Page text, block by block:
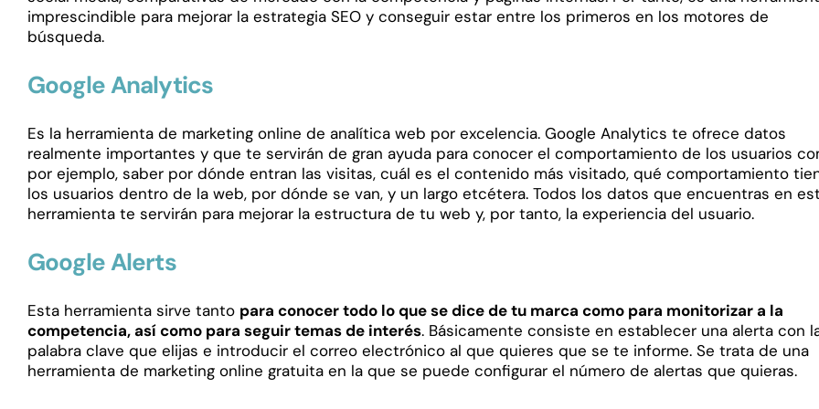
imprescindible para mejorar la estrategia SEO y conseguir estar entre los primeros en los motores de
búsqueda.
Google Analytics
Es la herramienta de marketing online de analítica web por excelencia. Google Analytics te ofrece datos
realmente importantes y que te servirán de gran ayuda para conocer el comportamiento de los usuarios
por ejemplo, saber por dónde entran las visitas, cuál es el contenido más visitado, qué comportamiento
los usuarios dentro de la web, por dónde se van, y un largo etcétera. Todos los datos que encuentras en
herramienta te servirán para mejorar la estructura de tu web y, por tanto, la experiencia del usuario.
Google Alerts
Esta herramienta sirve tanto para conocer todo lo que se dice de tu marca como para monitorizar a la
competencia, así como para seguir temas de interés. Básicamente consiste en establecer una alerta con
palabra clave que elijas e introducir el correo electrónico al que quieres que se te informe. Se trata de una
herramienta de marketing online gratuita en la que se puede configurar el número de alertas que quieras.